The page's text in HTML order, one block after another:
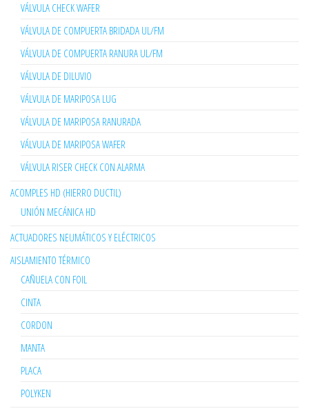
VÁLVULA CHECK WAFER
VÁLVULA DE COMPUERTA BRIDADA UL/FM
VÁLVULA DE COMPUERTA RANURA UL/FM
VÁLVULA DE DILUVIO
VÁLVULA DE MARIPOSA LUG
VÁLVULA DE MARIPOSA RANURADA
VÁLVULA DE MARIPOSA WAFER
VÁLVULA RISER CHECK CON ALARMA
ACOMPLES HD (HIERRO DUCTIL)
UNIÓN MECÁNICA HD
ACTUADORES NEUMÁTICOS Y ELÉCTRICOS
AISLAMIENTO TÉRMICO
CAÑUELA CON FOIL
CINTA
CORDON
MANTA
PLACA
POLYKEN